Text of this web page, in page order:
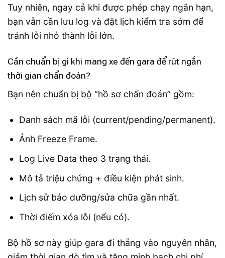
Tuy nhiên, ngay cả khi được phép chạy ngắn hạn,
bạn vẫn cần lưu log và đặt lịch kiểm tra sớm để
tránh lỗi nhỏ thành lỗi lớn.
Cần chuẩn bị gì khi mang xe đến gara để rút ngắn
thời gian chẩn đoán?
Bạn nên chuẩn bị bộ “hồ sơ chẩn đoán” gồm:
Danh sách mã lỗi (current/pending/permanent).
Ảnh Freeze Frame.
Log Live Data theo 3 trạng thái.
Mô tả triệu chứng + điều kiện phát sinh.
Lịch sử bảo dưỡng/sửa chữa gần nhất.
Thời điểm xóa lỗi (nếu có).
Bộ hồ sơ này giúp gara đi thẳng vào nguyên nhân,